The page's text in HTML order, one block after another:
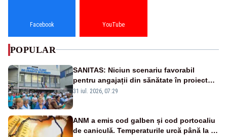
Facebook YouTube
POPULAR
SANITAS: Niciun scenariu favorabil
pentru angajații din sănătate în proiectul
Legii salarizării
31 iul. 2026, 07:29
ANM a emis cod galben și cod portocaliu
de caniculă. Temperaturile urcă până la 38